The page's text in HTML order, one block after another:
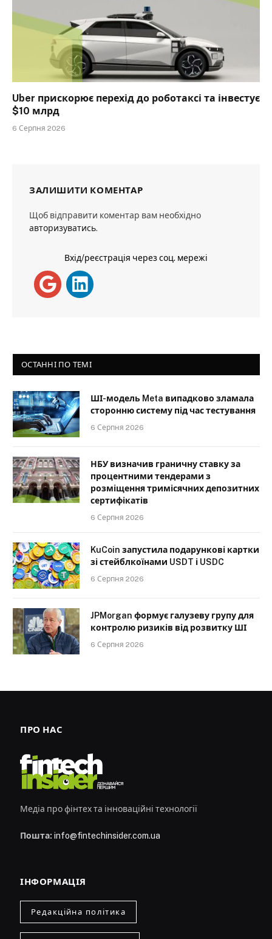
Uber прискорює перехід до роботаксі та інвестує
$10 млрд
6 Серпня 2026
ЗАЛИШИТИ КОМЕНТАР
Щоб відправити коментар вам необхідно
авторизуватись.
Вхід/реєстрація через соц. мережі
ОСТАННІ ПО ТЕМІ
ШІ-модель Meta випадково зламала
сторонню систему під час тестування
6 Серпня 2026
НБУ визначив граничну ставку за
процентними тендерами з
розміщення тримісячних депозитних
сертифікатів
6 Серпня 2026
KuCoin запустила подарункові картки
зі стейблкоїнами USDT і USDC
6 Серпня 2026
JPMorgan формує галузеву групу для
контролю ризиків від розвитку ШІ
6 Серпня 2026
ПРО НАС
Медіа про фінтех та інноваційні технології
Пошта: info@fintechinsider.com.ua
ІНФОРМАЦІЯ
Редакційна політика